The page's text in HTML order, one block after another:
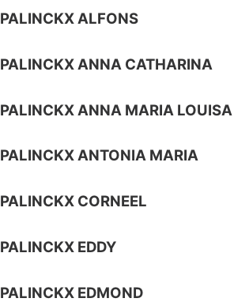
PALINCKX ALFONS
PALINCKX ANNA CATHARINA
PALINCKX ANNA MARIA LOUISA
PALINCKX ANTONIA MARIA
PALINCKX CORNEEL
PALINCKX EDDY
PALINCKX EDMOND